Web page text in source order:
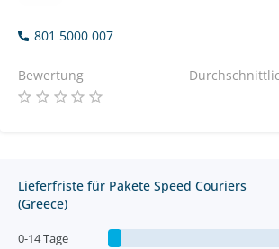
801 5000 007
Bewertung
Lieferfriste für Pakete Speed Couriers
(Greece)
0-14 Tage